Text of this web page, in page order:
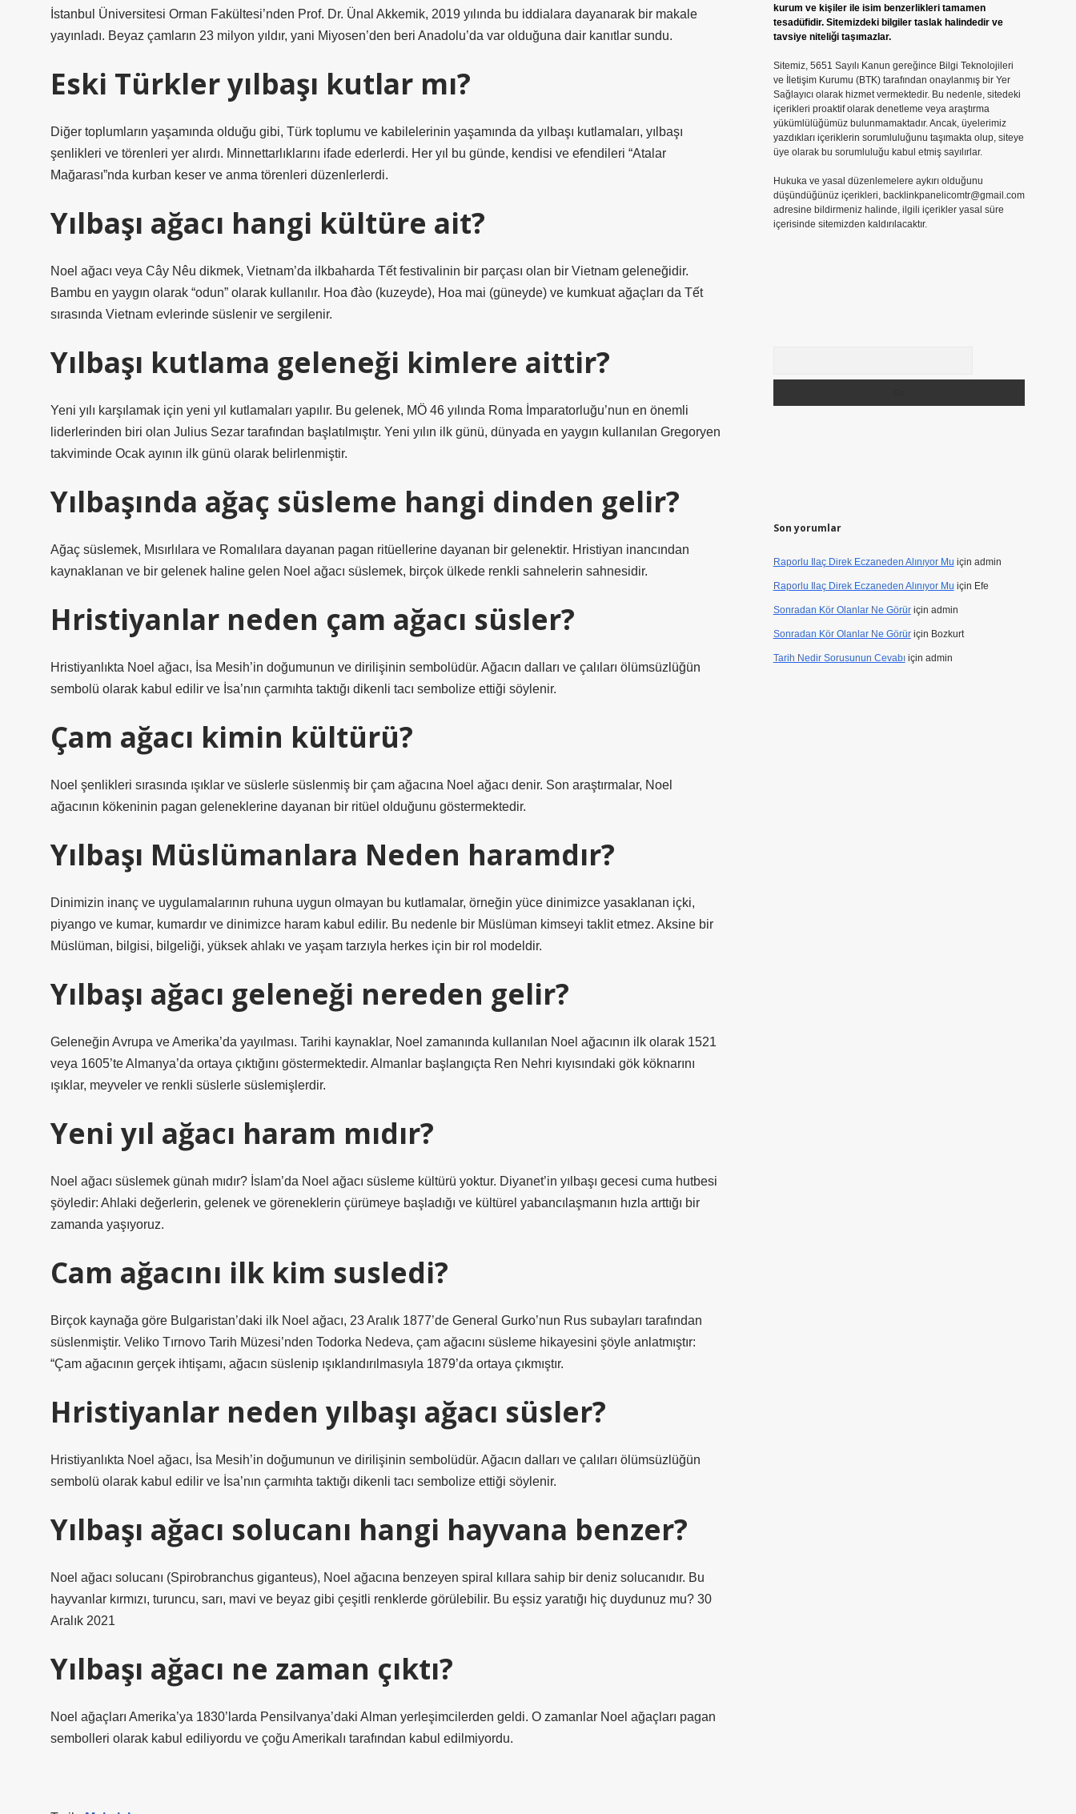
İstanbul Üniversitesi Orman Fakültesi’nden Prof. Dr. Ünal Akkemik, 2019 yılında bu iddialara dayanarak bir makale
yayınladı. Beyaz çamların 23 milyon yıldır, yani Miyosen’den beri Anadolu’da var olduğuna dair kanıtlar sundu.
Eski Türkler yılbaşı kutlar mı?
Diğer toplumların yaşamında olduğu gibi, Türk toplumu ve kabilelerinin yaşamında da yılbaşı kutlamaları, yılbaşı
şenlikleri ve törenleri yer alırdı. Minnettarlıklarını ifade ederlerdi. Her yıl bu günde, kendisi ve efendileri “Atalar
Mağarası”nda kurban keser ve anma törenleri düzenlerlerdi.
Yılbaşı ağacı hangi kültüre ait?
Noel ağacı veya Cây Nêu dikmek, Vietnam’da ilkbaharda Tết festivalinin bir parçası olan bir Vietnam geleneğidir.
Bambu en yaygın olarak “odun” olarak kullanılır. Hoa đào (kuzeyde), Hoa mai (güneyde) ve kumkuat ağaçları da Tết
sırasında Vietnam evlerinde süslenir ve sergilenir.
Yılbaşı kutlama geleneği kimlere aittir?
Yeni yılı karşılamak için yeni yıl kutlamaları yapılır. Bu gelenek, MÖ 46 yılında Roma İmparatorluğu’nun en önemli
liderlerinden biri olan Julius Sezar tarafından başlatılmıştır. Yeni yılın ilk günü, dünyada en yaygın kullanılan Gregoryen
takviminde Ocak ayının ilk günü olarak belirlenmiştir.
Yılbaşında ağaç süsleme hangi dinden gelir?
Ağaç süslemek, Mısırlılara ve Romalılara dayanan pagan ritüellerine dayanan bir gelenektir. Hristiyan inancından
kaynaklanan ve bir gelenek haline gelen Noel ağacı süslemek, birçok ülkede renkli sahnelerin sahnesidir.
Hristiyanlar neden çam ağacı süsler?
Hristiyanlıkta Noel ağacı, İsa Mesih’in doğumunun ve dirilişinin sembolüdür. Ağacın dalları ve çalıları ölümsüzlüğün
sembolü olarak kabul edilir ve İsa’nın çarmıhta taktığı dikenli tacı sembolize ettiği söylenir.
Çam ağacı kimin kültürü?
Noel şenlikleri sırasında ışıklar ve süslerle süslenmiş bir çam ağacına Noel ağacı denir. Son araştırmalar, Noel
ağacının kökeninin pagan geleneklerine dayanan bir ritüel olduğunu göstermektedir.
Yılbaşı Müslümanlara Neden haramdır?
Dinimizin inanç ve uygulamalarının ruhuna uygun olmayan bu kutlamalar, örneğin yüce dinimizce yasaklanan içki,
piyango ve kumar, kumardır ve dinimizce haram kabul edilir. Bu nedenle bir Müslüman kimseyi taklit etmez. Aksine bir
Müslüman, bilgisi, bilgeliği, yüksek ahlakı ve yaşam tarzıyla herkes için bir rol modeldir.
Yılbaşı ağacı geleneği nereden gelir?
Geleneğin Avrupa ve Amerika’da yayılması. Tarihi kaynaklar, Noel zamanında kullanılan Noel ağacının ilk olarak 1521
veya 1605’te Almanya’da ortaya çıktığını göstermektedir. Almanlar başlangıçta Ren Nehri kıyısındaki gök köknarını
ışıklar, meyveler ve renkli süslerle süslemişlerdir.
Yeni yıl ağacı haram mıdır?
Noel ağacı süslemek günah mıdır? İslam’da Noel ağacı süsleme kültürü yoktur. Diyanet’in yılbaşı gecesi cuma hutbesi
şöyledir: Ahlaki değerlerin, gelenek ve göreneklerin çürümeye başladığı ve kültürel yabancılaşmanın hızla arttığı bir
zamanda yaşıyoruz.
Cam ağacını ilk kim susledi?
Birçok kaynağa göre Bulgaristan’daki ilk Noel ağacı, 23 Aralık 1877’de General Gurko’nun Rus subayları tarafından
süslenmiştir. Veliko Tırnovo Tarih Müzesi’nden Todorka Nedeva, çam ağacını süsleme hikayesini şöyle anlatmıştır:
“Çam ağacının gerçek ihtişamı, ağacın süslenip ışıklandırılmasıyla 1879’da ortaya çıkmıştır.
Hristiyanlar neden yılbaşı ağacı süsler?
Hristiyanlıkta Noel ağacı, İsa Mesih’in doğumunun ve dirilişinin sembolüdür. Ağacın dalları ve çalıları ölümsüzlüğün
sembolü olarak kabul edilir ve İsa’nın çarmıhta taktığı dikenli tacı sembolize ettiği söylenir.
Yılbaşı ağacı solucanı hangi hayvana benzer?
Noel ağacı solucanı (Spirobranchus giganteus), Noel ağacına benzeyen spiral kıllara sahip bir deniz solucanıdır. Bu
hayvanlar kırmızı, turuncu, sarı, mavi ve beyaz gibi çeşitli renklerde görülebilir. Bu eşsiz yaratığı hiç duydunuz mu? 30
Aralık 2021
Yılbaşı ağacı ne zaman çıktı?
Noel ağaçları Amerika’ya 1830’larda Pensilvanya’daki Alman yerleşimcilerden geldi. O zamanlar Noel ağaçları pagan
sembolleri olarak kabul ediliyordu ve çoğu Amerikalı tarafından kabul edilmiyordu.
kurum ve kişiler ile isim benzerlikleri tamamen
tesadüfidir. Sitemizdeki bilgiler taslak halindedir ve
tavsiye niteliği taşımazlar.
Sitemiz, 5651 Sayılı Kanun gereğince Bilgi Teknolojileri
ve İletişim Kurumu (BTK) tarafından onaylanmış bir Yer
Sağlayıcı olarak hizmet vermektedir. Bu nedenle, sitedeki
içerikleri proaktif olarak denetleme veya araştırma
yükümlülüğümüz bulunmamaktadır. Ancak, üyelerimiz
yazdıkları içeriklerin sorumluluğunu taşımakta olup, siteye
üye olarak bu sorumluluğu kabul etmiş sayılırlar.
Hukuka ve yasal düzenlemelere aykırı olduğunu
düşündüğünüz içerikleri, backlinkpanelicomtr@gmail.com
adresine bildirmeniz halinde, ilgili içerikler yasal süre
içerisinde sitemizden kaldırılacaktır.
Son yorumlar
Raporlu Ilaç Direk Eczaneden Alınıyor Mu için admin
Raporlu Ilaç Direk Eczaneden Alınıyor Mu için Efe
Sonradan Kör Olanlar Ne Görüriçin admin
Sonradan Kör Olanlar Ne Görüriçin Bozkurt
Tarih Nedir Sorusunun Cevabıiçin admin